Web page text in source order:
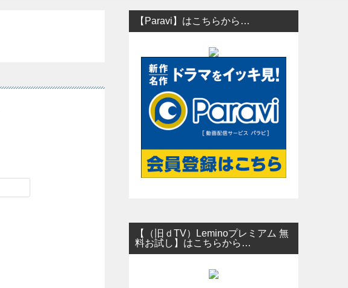
【Paravi】はこちらから…
【（旧ｄTV）Leminoプレミアム 無
料お試し】はこちらから…